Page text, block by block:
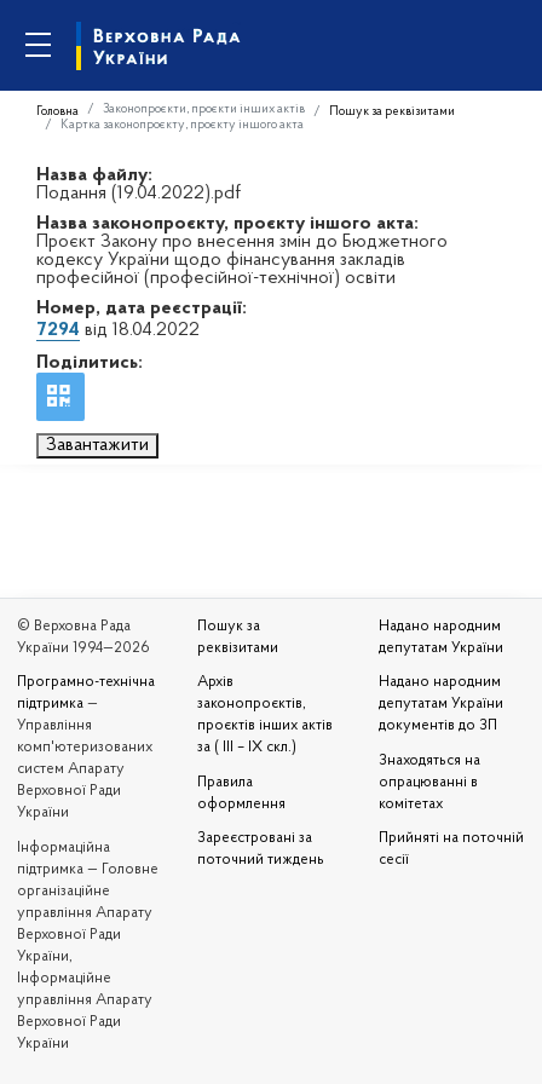
Головна Законопроєкти, проєкти інших актів
Пошук за реквізитами
Картка законопроєкту, проєкту іншого акта
Назва файлу:
Подання (19.04.2022).pdf
Назва законопроєкту, проєкту іншого акта:
Проєкт Закону про внесення змін до Бюджетного
кодексу України щодо фінансування закладів
професійної (професійної-технічної) освіти
Номер, дата реєстрації:
7294 від 18.04.2022
Поділитись:
Завантажити
© Верховна Рада
України 1994—2026
Програмно-технічна
підтримка —
Управління
комп'ютеризованих
систем Апарату
Верховної Ради
України
Iнформаційна
підтримка — Головне
організаційне
управління Апарату
Верховної Ради
України,
Інформаційне
управління Апарату
Верховної Ради
України
Пошук за
реквізитами
Архів
законопроєктів,
проєктів інших актів
за ( III – IX скл.)
Правила
оформлення
Зареєстровані за
поточний тиждень
Надано народним
депутатам України
Надано народним
депутатам України
документів до ЗП
Знаходяться на
опрацюванні в
комітетах
Прийняті на поточній
сесії